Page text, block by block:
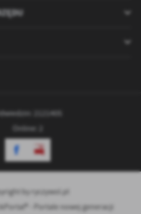
2121405
Online: 2
by ryczywol.pl
- Portale nowej generacji